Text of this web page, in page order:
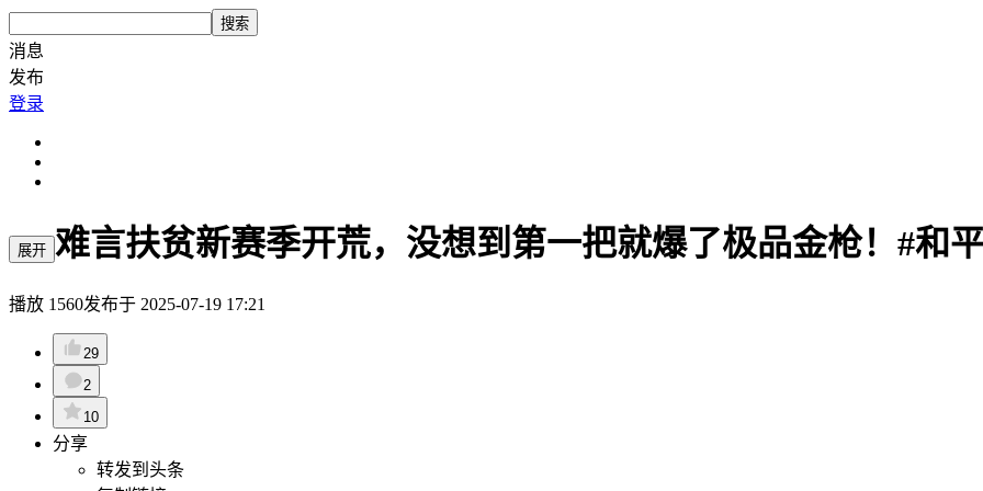
搜索
消息
发布
登录
展开 难言扶贫新赛季开荒，没想到第一把就爆了极品金枪！#和
播放 1560发布于 2025-07-19 17:21
29
2
10
分享
转发到头条